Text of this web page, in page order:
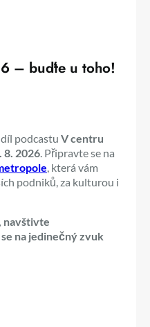
– buďte u toho!
podcastu V centru
8. 2026 . Připravte se na
, která vám
podniků, za kulturou i
navštivte
na jedinečný zvuk